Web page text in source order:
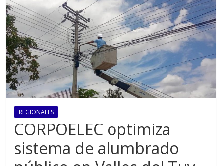
REGIONALES
CORPOELEC optimiza
sistema de alumbrado